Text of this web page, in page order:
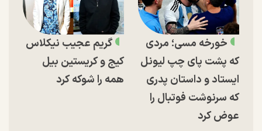
خورخه مسی؛ مردی
که پشت پای چپ لیونل
ایستاد و داستان پدری
که سرنوشت فوتبال را
عوض کرد
گریم عجیب نیکلاس
کیج و کریستین بیل
همه را شوکه کرد